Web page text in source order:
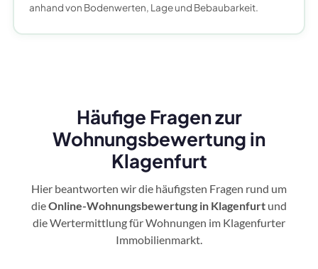
anhand von Bodenwerten, Lage und Bebaubarkeit.
Häufige Fragen zur
Wohnungsbewertung in
Klagenfurt
Hier beantworten wir die häufigsten Fragen rund um
dieOnline-Wohnungsbewertung in Klagenfurt und
die Wertermittlung für Wohnungen im Klagenfurter
Immobilienmarkt.